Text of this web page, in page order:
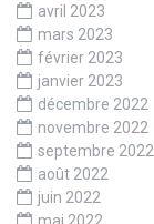
avril 2023
mars 2023
février 2023
janvier 2023
décembre 2022
novembre 2022
septembre 2022
août 2022
juin 2022
mai 2022